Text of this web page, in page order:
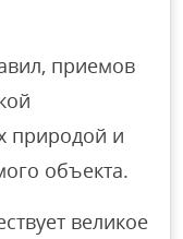
приемов
природой и
объекта.
великое